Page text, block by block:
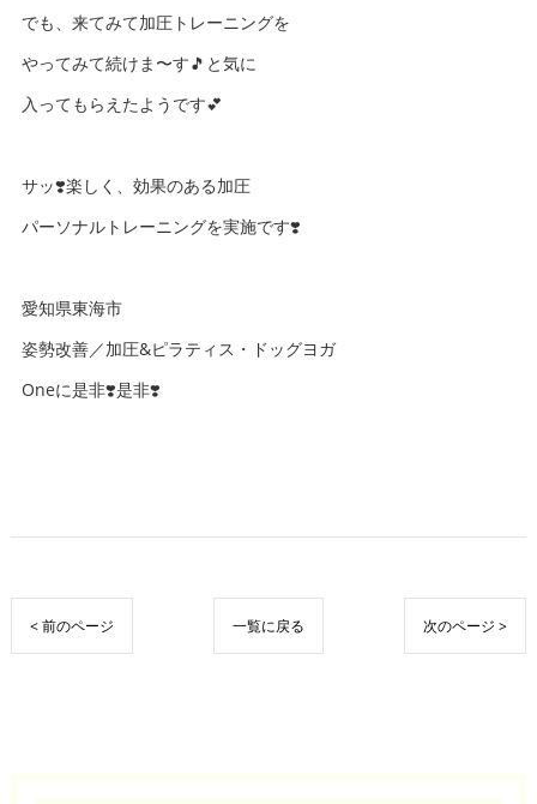
でも、来てみて加圧トレーニングを
やってみて続けま〜す🎵と気に
入ってもらえたようです💕
サッ❣️楽しく、効果のある加圧
パーソナルトレーニングを実施です❣️
愛知県東海市
姿勢改善／加圧&ピラティス・ドッグヨガ
Oneに是非❣️是非❣️
< 前のページ 一覧に戻る 次のページ >